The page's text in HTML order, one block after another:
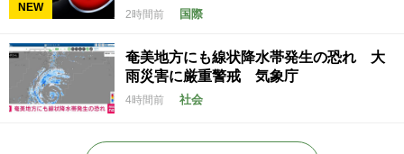
NEW
2時間前 国際
奄美地方にも線状降水帯発生の恐れ 大
雨災害に厳重警戒 気象庁
4時間前 社会